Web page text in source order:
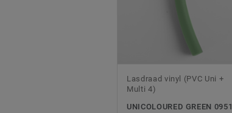
Lasdraad vinyl (PVC Uni +
Multi 4)
UNICOLOURED GREEN 0951